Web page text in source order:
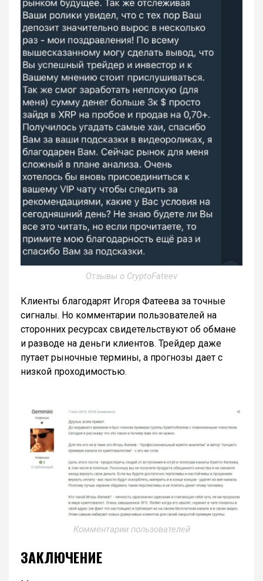
Отзывы о CryptoFateev
Клиенты благодарят Игоря Фатеева за точные
сигналы. Но комментарии пользователей на
сторонних ресурсах свидетельствуют об обмане
и разводе на деньги клиентов. Трейдер даже
путает рыночные термины, а прогнозы дает с
низкой проходимостью.
Комментарии пользователей
ЗАКЛЮЧЕНИЕ